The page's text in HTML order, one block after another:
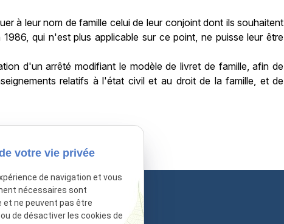
à leur nom de famille celui de leur conjoint dont ils souhaitent
qui n'est plus applicable sur ce point, ne puisse leur être
d'un arrêté modifiant le modèle de livret de famille, afin de
relatifs à l'état civil et au droit de la famille, et de
votre vie privée
de navigation et vous
nécessaires sont
ne peuvent pas être
de désactiver les cookies de